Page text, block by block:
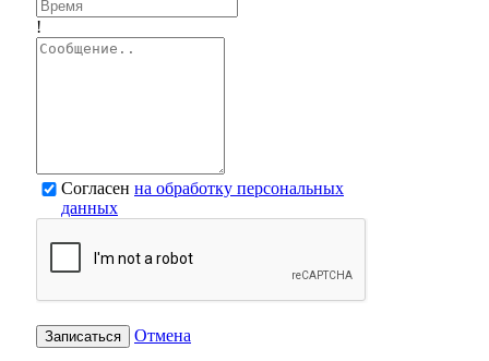
!
Согласен на обработку персональных
данных
Записаться Отмена